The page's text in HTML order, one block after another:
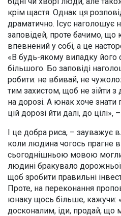
крім щастя. Однак ця
драматично. Ісус наголошує
заповідей, проте бачимо, що
впевнений у собі, а це
«В будь-якому випадку його
більшого. Бо заповіді
робити: не вбивай, не
тим захистом, щоб не зійти
на дорозі. А юнак хоче знати
цій дорозі йти далі, до
І це добра риса, – зауважує
коли людина чогось прагне
сьогоднішньою мовою
людині бракувало
щоб зробити правильні
Проте, на переконання
юнаку щось більше, кажучи:
досконалим, іди, продай, що